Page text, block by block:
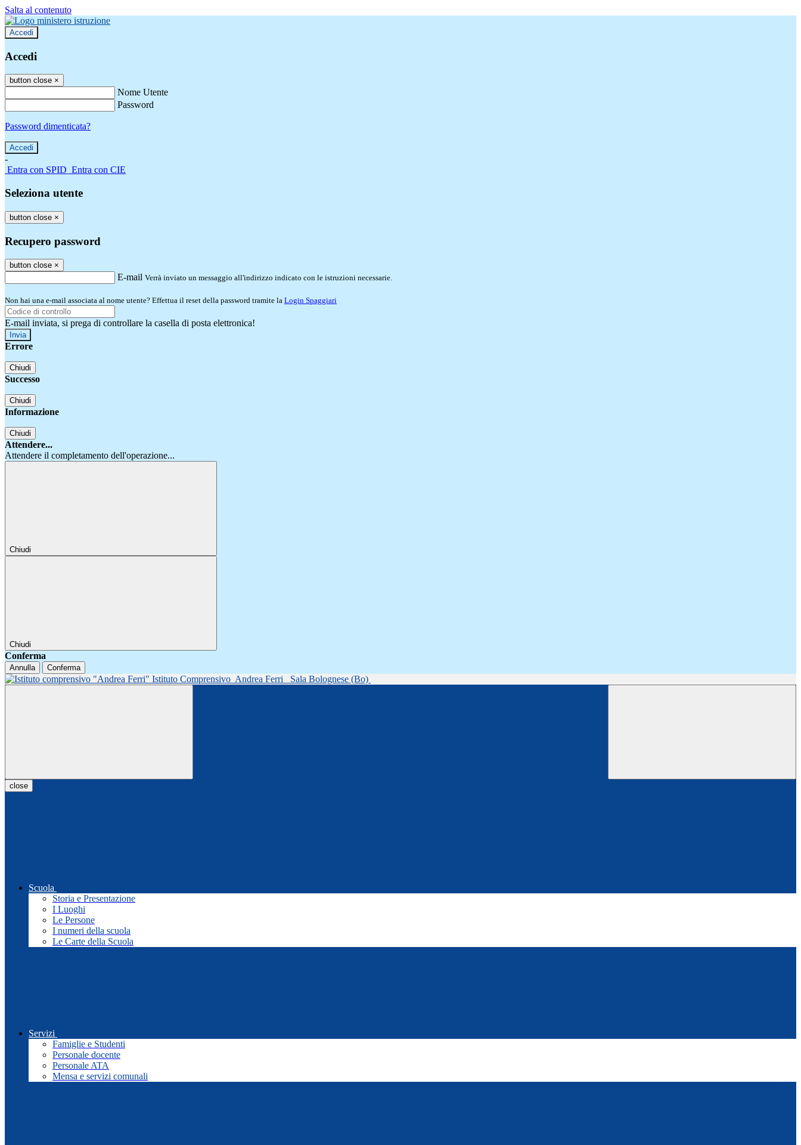
Salta al contenuto
Accedi
Accedi
button close ×
Nome Utente
Password
Password dimenticata?
-
Entra con SPID Entra con CIE
Seleziona utente
button close ×
Recupero password
button close ×
E-mail Verrà inviato un messaggio all'indirizzo indicato con le istruzioni necessarie.
Non hai una e-mail associata al nome utente? Effettua il reset della password tramite la Login Spaggiari
E-mail inviata, si prega di controllare la casella di posta elettronica!
Errore
Chiudi
Successo
Chiudi
Informazione
Chiudi
Attendere...
Attendere il completamento dell'operazione...
Chiudi
Chiudi
Conferma
Annulla Conferma
Istituto Comprensivo Andrea Ferri Sala Bolognese (Bo)
close
Scuola
Storia e Presentazione
I Luoghi
Le Persone
I numeri della scuola
Le Carte della Scuola
Servizi
Famiglie e Studenti
Personale docente
Personale ATA
Mensa e servizi comunali